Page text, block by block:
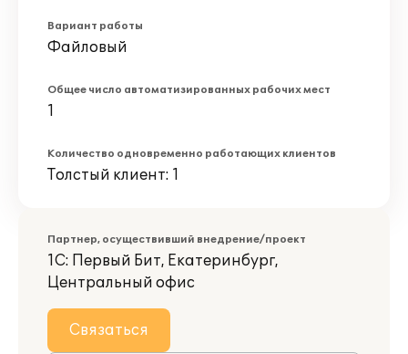
Вариант работы
Файловый
Общее число автоматизированных рабочих мест
1
Количество одновременно работающих клиентов
Толстый клиент: 1
Партнер, осуществивший внедрение/проект
1С: Первый Бит, Екатеринбург,
Центральный офис
Связаться